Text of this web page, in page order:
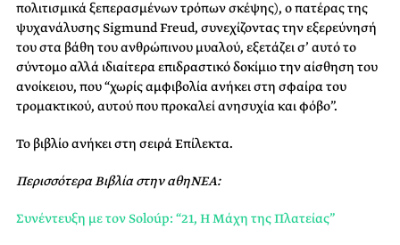
πολιτισμικά ξεπερασμένων τρόπων σκέψης), ο πατέρας της
ψυχανάλυσης Sigmund Freud, συνεχίζοντας την εξερεύνησή
του στα βάθη του ανθρώπινου μυαλού, εξετάζει σ’ αυτό το
σύντομο αλλά ιδιαίτερα επιδραστικό δοκίμιο την αίσθηση του
ανοίκειου, που “χωρίς αμφιβολία ανήκει στη σφαίρα του
τρομακτικού, αυτού που προκαλεί ανησυχία και φόβο”.
Το βιβλίο ανήκει στη σειρά Επίλεκτα.
Περισσότερα Βιβλίαστην αθηΝΕΑ:
Συνέντευξη με τον Soloúp: “21, Η Μάχη της Πλατείας”